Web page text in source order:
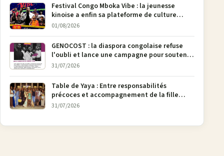
Festival Congo Mboka Vibe : la jeunesse
kinoise a enfin sa plateforme de culture
urbaine
01/08/2026
GENOCOST : la diaspora congolaise refuse
l'oubli et lance une campagne pour soutenir
la pétition FONAREV depuis Bruxelles
31/07/2026
Table de Yaya : Entre responsabilités
précoces et accompagnement de la fille
aînée, la diaspora en débat
31/07/2026